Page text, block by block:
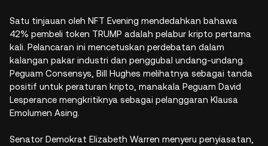
Satu tinjauan oleh NFT Evening mendedahkan bahawa
42% pembeli token TRUMP adalah pelabur kripto pertama
kali. Pelancaran ini mencetuskan perdebatan dalam
kalangan pakar industri dan penggubal undang-undang.
Peguam Consensys, Bill Hughes melihatnya sebagai tanda
positif untuk peraturan kripto, manakala Peguam David
Lesperance mengkritiknya sebagai pelanggaran Klausa
Emolumen Asing.
Senator Demokrat Elizabeth Warren menyeru penyiasatan,